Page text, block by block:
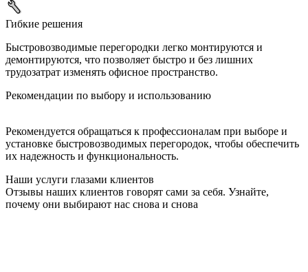
Гибкие решения
Быстровозводимые перегородки легко монтируются и
демонтируются, что позволяет быстро и без лишних
трудозатрат изменять офисное пространство.
Рекомендации по выбору и использованию
Рекомендуется обращаться к профессионалам при выборе и
установке быстровозводимых перегородок, чтобы обеспечить
их надежность и функциональность.
Наши услуги глазами клиентов
Отзывы наших клиентов говорят сами за себя. Узнайте,
почему они выбирают нас снова и снова